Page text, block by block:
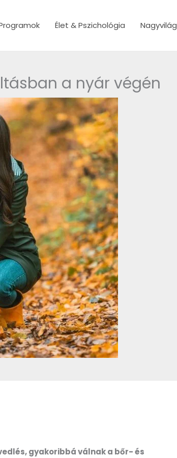
Élet & Pszichológia Nagyvilág
a nyár végén
gyakoribbá válnak a bőr- és